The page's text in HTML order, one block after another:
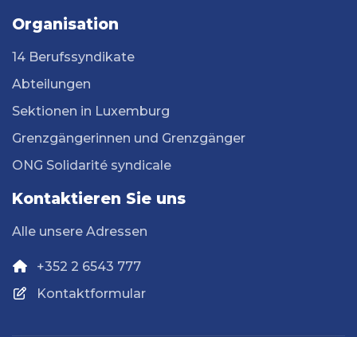
Organisation
14 Berufssyndikate
Abteilungen
Sektionen in Luxemburg
Grenzgängerinnen und Grenzgänger
ONG Solidarité syndicale
Kontaktieren Sie uns
Alle unsere Adressen
+352 2 6543 777
Kontaktformular